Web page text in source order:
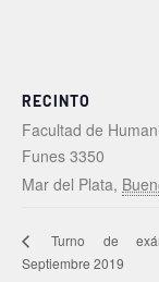
RECINTO
Facultad de
Funes 3350
Mar del Plata,
Turno de
Septiembre 2019